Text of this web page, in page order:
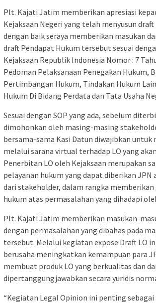
Plt. Kajati Jatim memberikan apresiasi
Kejaksaan Negeri yang telah menyusun
dengan baik seraya memberikan masukan
draft Pendapat Hukum tersebut sesuai
Kejaksaan Republik Indonesia Nomor : 7
Pedoman Pelaksanaan Penegakan Hukum,
Pertimbangan Hukum, Tindakan Hukum
Hukum Di Bidang Perdata dan Tata Usaha
Sesuai dengan SOP yang ada, sebelum
dimohonkan oleh masing-masing
bersama-sama Kasi Datun diwajibkan untuk
melalui sarana virtual terhadap LO yang
Penerbitan LO oleh Kejaksaan merupakan
pelayanan hukum yang dapat diberikan
dari stakeholder, dalam rangka memberikan
hukum atas permasalahan yang dihadapi
Plt. Kajati Jatim memberikan masukan-
dengan permasalahan yang dibahas pada
tersebut. Melalui kegiatan expose Draft LO
berusaha meningkatkan kemampuan para
membuat produk LO yang berkualitas dan
dipertanggungjawabkan secara yuridis
“Kegiatan Legal Opinion ini penting sebagai